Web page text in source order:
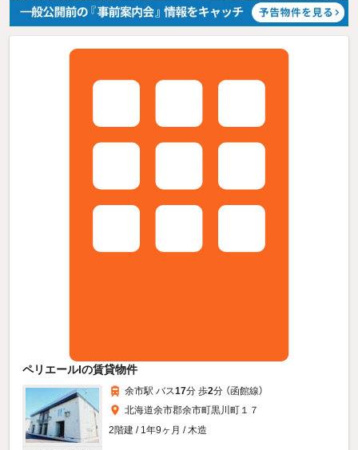
ペリエールIの賃貸物件
余市駅 バス17分 歩2分 （函館線）
北海道余市郡余市町黒川町１７
2階建 / 1年9ヶ月 / 木造